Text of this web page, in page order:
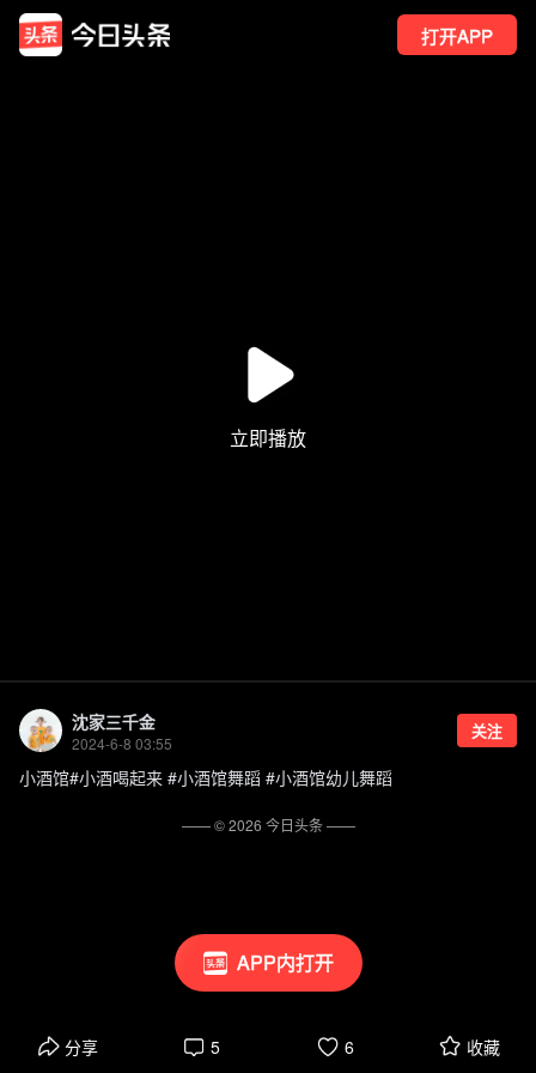
打开APP
APP内打开
沈家三千金
2024-6-8 03:55
关注
小酒馆#小酒喝起来 #小酒馆舞蹈 #小酒馆幼儿舞蹈
分享 5 6 收藏
—— ©2026 今日头条——